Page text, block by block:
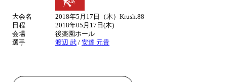
大会名
2018年5月17日（木）Krush.88
日程
2018年05月17日(木)
会場
後楽園ホール
選手
渡辺 武 / 安達 元貴